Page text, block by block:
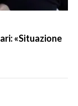
«Situazione